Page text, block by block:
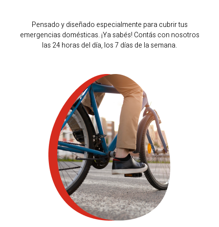
Pensado y diseñado especialmente para cubrir tus
emergencias domésticas. ¡Ya sabés! Contás con nosotros
las 24 horas del día, los 7 días de la semana.